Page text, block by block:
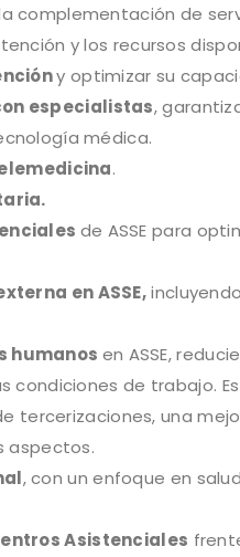
complementación de
y los recursos
y optimizar su
especialistas,
médica.
.
de ASSE para
en ASSE,
humanos en ASSE,
condiciones de trabajo.
tercerizaciones, una
aspectos.
, con un enfoque en
Asistenciales